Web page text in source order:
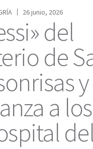
26 junio, 2026
del
de
y
a